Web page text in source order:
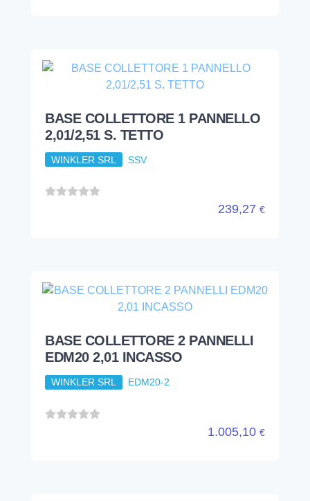
BASE COLLETTORE 1 PANNELLO
2,01/2,51 S. TETTO
WINKLER SRL SSV
239,27 €
BASE COLLETTORE 2 PANNELLI
EDM20 2,01 INCASSO
WINKLER SRL EDM20-2
1.005,10 €